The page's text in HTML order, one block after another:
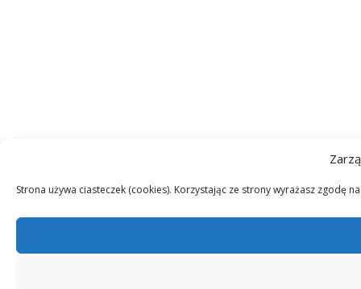
Strona używa ciasteczek (cookies). Korzystając ze strony wyrażasz zgodę